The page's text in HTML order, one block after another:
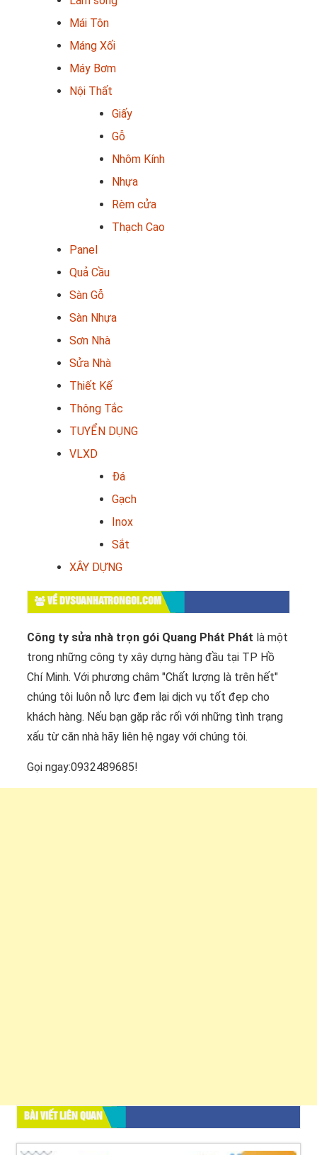
Mái Tôn
Máng Xối
Máy Bơm
Nội Thất
Giấy
Gỗ
Nhôm Kính
Nhựa
Rèm cửa
Thạch Cao
Panel
Quả Cầu
Sàn Gỗ
Sàn Nhựa
Sơn Nhà
Sửa Nhà
Thiết Kế
Thông Tắc
TUYỂN DỤNG
VLXD
Đá
Gạch
Inox
Sắt
XÂY DỰNG
VỀ DVSUANHATRONGOI.COM
Công ty sửa nhà trọn gói Quang Phát Phát là một
trong những công ty xây dựng hàng đầu tại TP Hồ
Chí Minh. Với phương châm "Chất lượng là trên hết"
chúng tôi luôn nỗ lực đem lại dịch vụ tốt đẹp cho
khách hàng. Nếu bạn gặp rắc rối với những tình trạng
xấu từ căn nhà hãy liên hệ ngay với chúng tôi.
Gọi ngay:0932489685!
BÀI VIẾT LIÊN QUAN